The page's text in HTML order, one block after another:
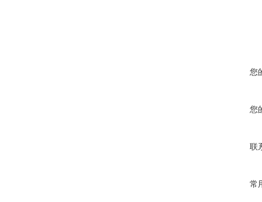
您
您
联
常